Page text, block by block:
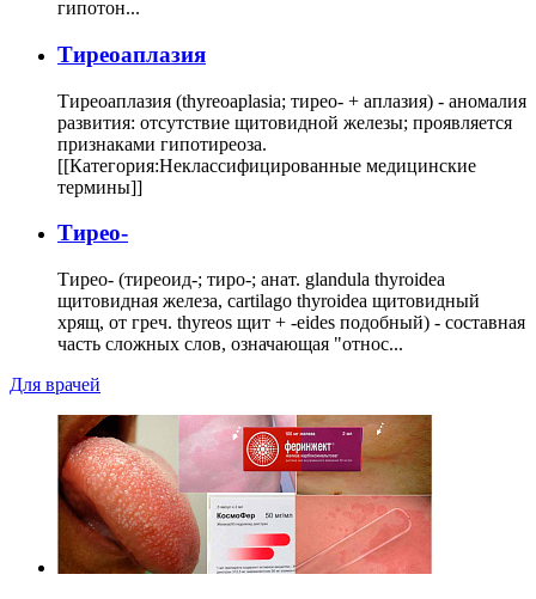
гипотон...
Тиреоаплазия
Тиреоаплазия (thyreoaplasia; тирео- + аплазия) - аномалия
развития: отсутствие щитовидной железы; проявляется
признаками гипотиреоза.
[[Категория:Неклассифицированные медицинские
термины]]
Тирео-
Тирео- (тиреоид-; тиро-; анат. glandula thyroidea
щитовидная железа, cartilago thyroidea щитовидный
хрящ, от греч. thyreos щит + -eides подобный) - составная
часть сложных слов, означающая "относ...
Для врачей